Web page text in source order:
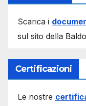
Scarica i
sul sito della
Certificazioni
Le nostre